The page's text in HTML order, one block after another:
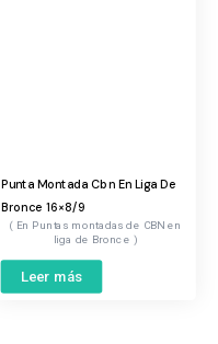
Punta Montada Cbn En Liga De
Bronce 16×8/9
Puntas montadas de CBN en
liga de Bronce
Leer más